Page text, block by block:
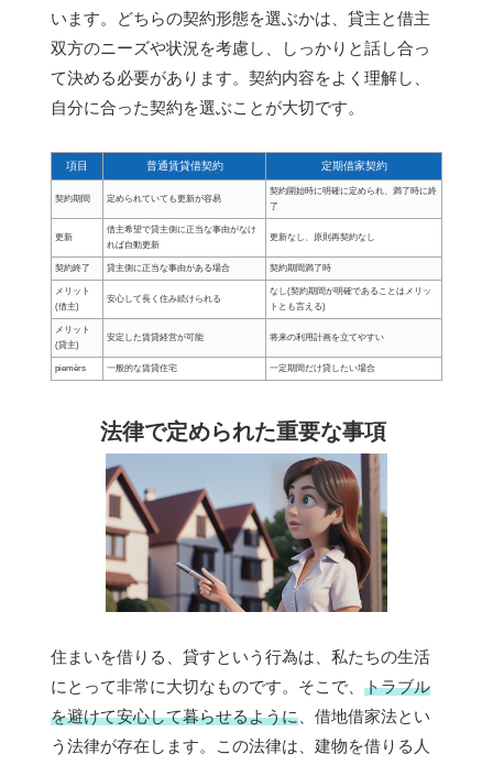
います。どちらの契約形態を選ぶかは、貸主と借主
双方のニーズや状況を考慮し、しっかりと話し合っ
て決める必要があります。契約内容をよく理解し、
自分に合った契約を選ぶことが大切です。
項目 普通賃貸借契約 定期借家契約
契約期間 定められていても更新が容易
契約開始時に明確に定められ、満了時に終
了
更新
借主希望で貸主側に正当な事由がなけ
れば自動更新
更新なし、原則再契約なし
契約終了 貸主側に正当な事由がある場合 契約期間満了時
メリット
(借主)
安心して長く住み続けられる
なし(契約期間が明確であることはメリッ
トとも言える)
メリット
(貸主)
安定した賃貸経営が可能 将来の利用計画を立てやすい
piemērs 一般的な賃貸住宅 一定期間だけ貸したい場合
法律で定められた重要な事項
住まいを借りる、貸すという行為は、私たちの生活
にとって非常に大切なものです。そこで、 トラブル
を避けて安心して暮らせるように 、借地借家法とい
う法律が存在します。この法律は、建物を借りる人